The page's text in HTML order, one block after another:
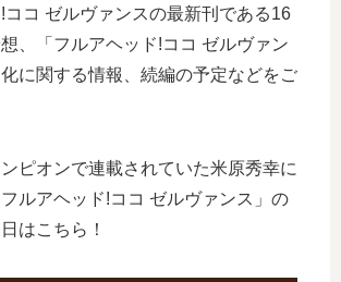
ココ ゼルヴァンスの最新刊である16
、「フルアヘッド!ココ ゼルヴァン
に関する情報、続編の予定などをご
ピオンで連載されていた米原秀幸に
ルアヘッド!ココ ゼルヴァンス」の
はこちら！